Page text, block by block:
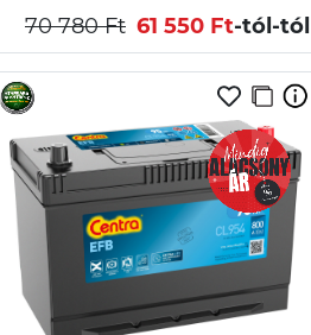
70 780 Ft 61 550 Ft-tól-tól